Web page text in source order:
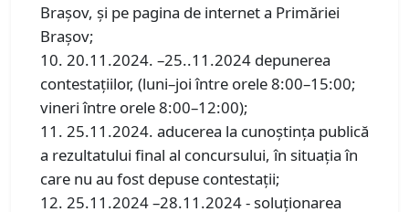
Brașov, și pe pagina de internet a Primăriei
Brașov;
10. 20.11.2024. –25..11.2024 depunerea
contestaţiilor, (luni–joi între orele 8:00–15:00;
vineri între orele 8:00–12:00);
11. 25.11.2024. aducerea la cunoştinţa publică
a rezultatului final al concursului, în situaţia în
care nu au fost depuse contestaţii;
12. 25.11.2024 –28.11.2024 - soluţionarea